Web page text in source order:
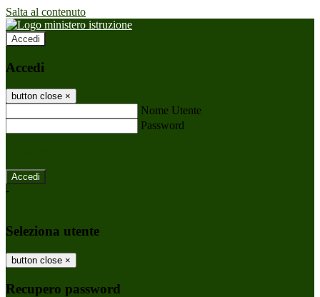
Salta al contenuto
Accedi
Accedi
button close ×
Nome Utente
Password
-
Seleziona utente
button close ×
Recupero password